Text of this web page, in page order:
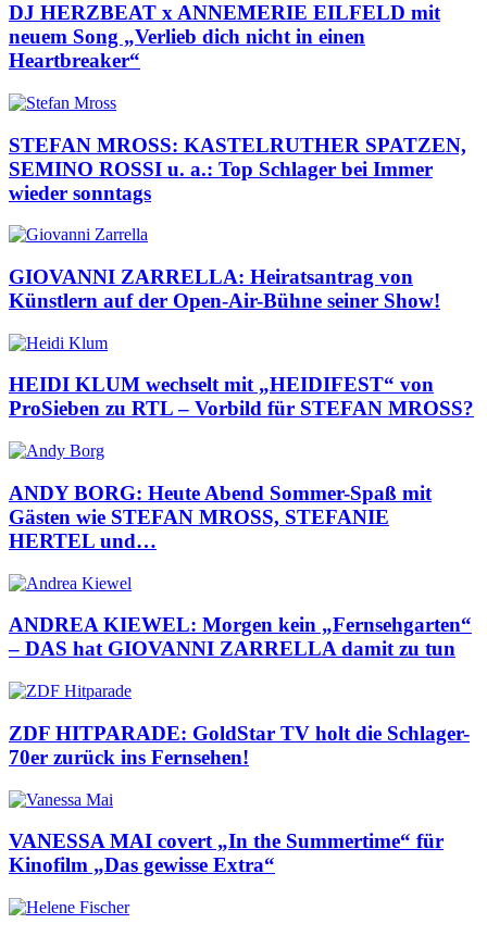
DJ HERZBEAT x ANNEMERIE EILFELD mit
neuem Song „Verlieb dich nicht in einen
Heartbreaker“
STEFAN MROSS: KASTELRUTHER SPATZEN,
SEMINO ROSSI u. a.: Top Schlager bei Immer
wieder sonntags
GIOVANNI ZARRELLA: Heiratsantrag von
Künstlern auf der Open-Air-Bühne seiner Show!
HEIDI KLUM wechselt mit „HEIDIFEST“ von
ProSieben zu RTL – Vorbild für STEFAN MROSS?
ANDY BORG: Heute Abend Sommer-Spaß mit
Gästen wie STEFAN MROSS, STEFANIE
HERTEL und…
ANDREA KIEWEL: Morgen kein „Fernsehgarten“
– DAS hat GIOVANNI ZARRELLA damit zu tun
ZDF HITPARADE: GoldStar TV holt die Schlager-
70er zurück ins Fernsehen!
VANESSA MAI covert „In the Summertime“ für
Kinofilm „Das gewisse Extra“